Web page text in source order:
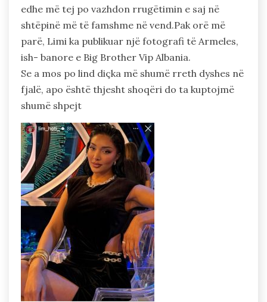
edhe më tej po vazhdon rrugëtimin e saj në
shtëpinë më të famshme në vend.Pak orë më
parë, Limi ka publikuar një fotografi të Armeles,
ish- banore e Big Brother Vip Albania.
Se a mos po lind diçka më shumë rreth dyshes në
fjalë, apo është thjesht shoqëri do ta kuptojmë
shumë shpejt